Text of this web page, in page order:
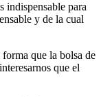
indispensable para
y de la cual
que la bolsa de
que el